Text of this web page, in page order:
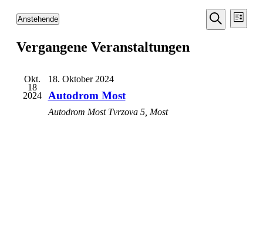
Suche
Suche
Liste
Anstehende
Vergangene Veranstaltungen
Okt.
18
2024
18. Oktober 2024
Autodrom Most
Autodrom Most Tvrzova 5, Most